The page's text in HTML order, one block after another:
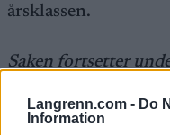
Langrenn.com - Do
Information
årsklassen.
Saken fortsetter
Nora Christine
Foto: Erik